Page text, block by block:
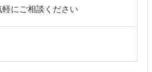
にご相談ください